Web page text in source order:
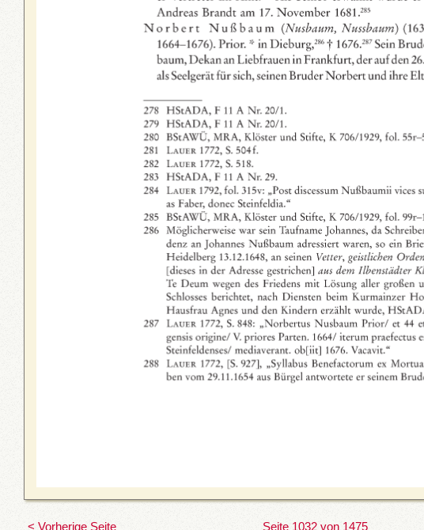
< Vorherige Seite Seite 1032 von 1475